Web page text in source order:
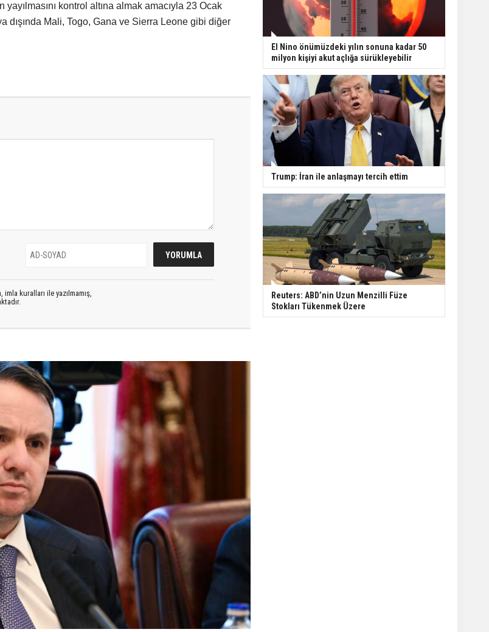
kontrol altına almak amacıyla 23 Ocak
dışında Mali, Togo, Gana ve Sierra Leone gibi diğer
kuralları ile yazılmamış,
El Nino önümüzdeki yılın sonuna kadar 50
milyon kişiyi akut açlığa sürükleyebilir
Trump: İran ile anlaşmayı tercih ettim
Reuters: ABD’nin Uzun Menzilli Füze
Stokları Tükenmek Üzere